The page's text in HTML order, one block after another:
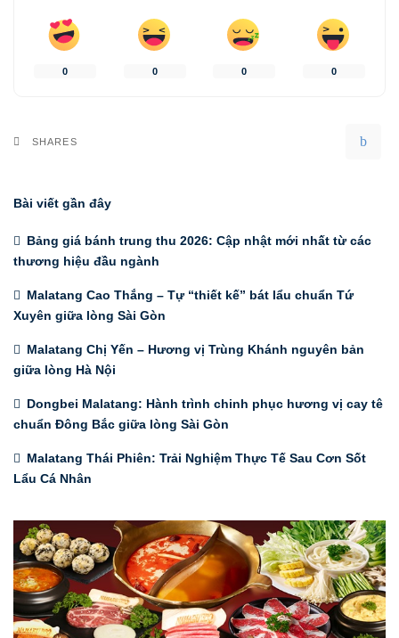
0 0 0 0
SHARES
Bài viết gần đây
Bảng giá bánh trung thu 2026: Cập nhật mới nhất từ các
thương hiệu đầu ngành
Malatang Cao Thắng – Tự “thiết kế” bát lẩu chuẩn Tứ
Xuyên giữa lòng Sài Gòn
Malatang Chị Yến – Hương vị Trùng Khánh nguyên bản
giữa lòng Hà Nội
Dongbei Malatang: Hành trình chinh phục hương vị cay tê
chuẩn Đông Bắc giữa lòng Sài Gòn
Malatang Thái Phiên: Trải Nghiệm Thực Tế Sau Cơn Sốt
Lẩu Cá Nhân